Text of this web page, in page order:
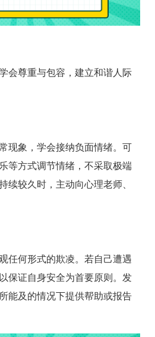
尊重与包容，建立和谐人际
象，学会接纳负面情绪。可
等方式调节情绪，不采取极端
续较久时，主动向心理老师、
何形式的欺凌。若自己遭遇
保证自身安全为首要原则。发
能及的情况下提供帮助或报告